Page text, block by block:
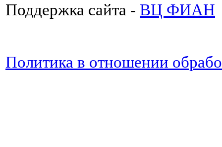
Поддержка сайта - ВЦ ФИАН
Политика в отношении